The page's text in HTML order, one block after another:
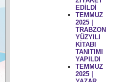
EDİLDİ
TEMMUZ
2025 |
TRABZON
YÜZYILI
KİTABI
TANITIMI
YAPILDI
TEMMUZ
2025 |